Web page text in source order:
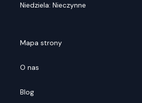
Niedziela: Nieczynne
Mapa strony
O nas
Blog